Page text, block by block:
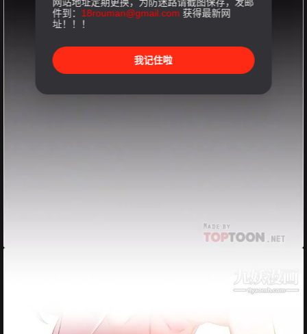
件到： 18rouman@gmail.com 获得最新网
址！！！
我记住啦